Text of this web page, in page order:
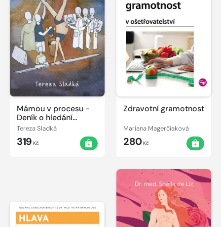
Mámou v procesu -
Deník o hledání
vlastní cesty v
těhotenství a během
porodu
Tereza Sladká
319 Kč
Zdravotní gramotnost
Mariana Magerčiaková
280Kč